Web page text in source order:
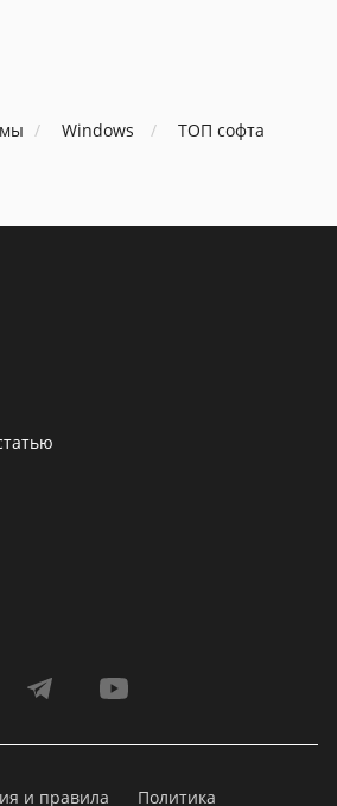
Windows ТОП софта
и правила Политика